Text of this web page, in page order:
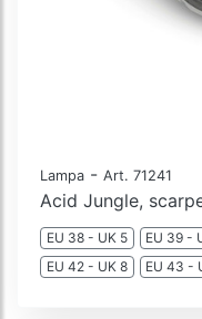
Lampa - Art. 71241
Acid Jungle,
EU 38 - UK 5 EU 39 -
EU 42 - UK 8
EU 43 -